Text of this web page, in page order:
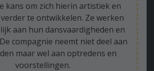
kans om zich hierin artistiek en
te ontwikkelen. Ze werken
aan hun dansvaardigheden en
compagnie neemt niet deel aan
maar wel aan optredens en
voorstellingen.